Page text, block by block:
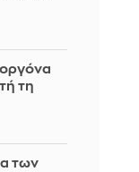
τη
των